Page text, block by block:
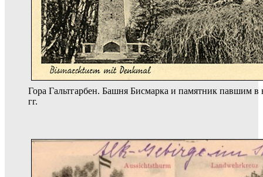
Гора Гальтгарбен. Башня Бисмарка и памятник павшим
гг.